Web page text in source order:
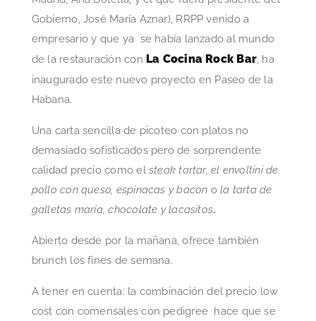
Gobierno, José María Aznar), RRPP venido a
empresario y que ya se había lanzado al mundo
de la restauración con La Cocina Rock Bar, ha
inaugurado este nuevo proyecto en Paseo de la
Habana.
Una carta sencilla de picoteo con platos no
demasiado sofisticados pero de sorprendente
calidad precio como el steak tartar, el envoltini de
pollo con queso, espinacas y bacon ola tarta de
galletas maría, chocolate y lacasitos.
Abierto desde por la mañana, ofrece también
brunch los fines de semana.
A tener en cuenta: la combinación del precio low
cost con comensales con pedigree hace que se